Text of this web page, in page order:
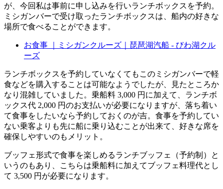
が、今回私は事前に申し込みを行いランチボックスを予約。
ミシガンバーで受け取ったランチボックスは、船内の好きな
場所で食べることができます。
お食事 ｜ミシガンクルーズ｜琵琶湖汽船 - びわ湖クル
ーズ
ランチボックスを予約していなくてもこのミシガンバーで軽
食などを購入することは可能なようでしたが、見たところか
なり混雑していました。乗船料 3,000 円に加えて、ランチボ
ックス代 2,000 円のお支払いが必要になりますが、落ち着い
て食事をしたいなら予約しておくのが吉。食事を予約してい
ない乗客よりも先に船に乗り込むことが出来て、好きな席を
確保しやすいのもメリット。
ブッフェ形式で食事を楽しめるランチブッフェ（予約制）と
いうのもあり、こちらは乗船料に加えてブッフェ料理代とし
て 3,500 円が必要になります。